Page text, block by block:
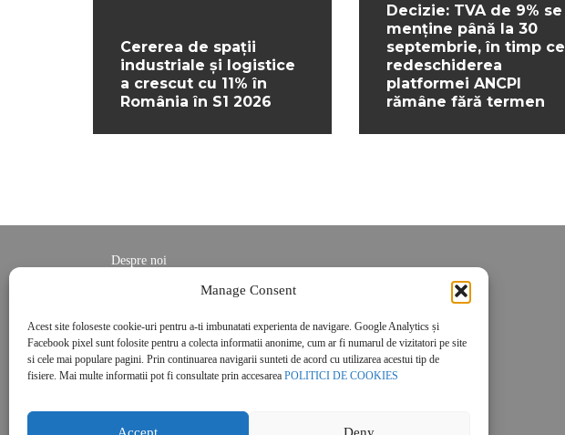
Manage Consent
Acest site foloseste cookie-uri pentru a-ti imbunatati experienta de navigare. Google Analytics și
Facebook pixel sunt folosite pentru a colecta informatii anonime, cum ar fi numarul de vizitatori pe site
si cele mai populare pagini. Prin continuarea navigarii sunteti de acord cu utilizarea acestui tip de
fisiere. Mai multe informatii pot fi consultate prin accesarea POLITICI DE COOKIES
Accept Deny
Cererea de spații
industriale și logistice
a crescut cu 11% în
România în S1 2026
Decizie: TVA de 9% se
menține până la 30
septembrie, în timp ce
redeschiderea
platformei ANCPI
rămâne fără termen
Despre noi
Politica de cookies